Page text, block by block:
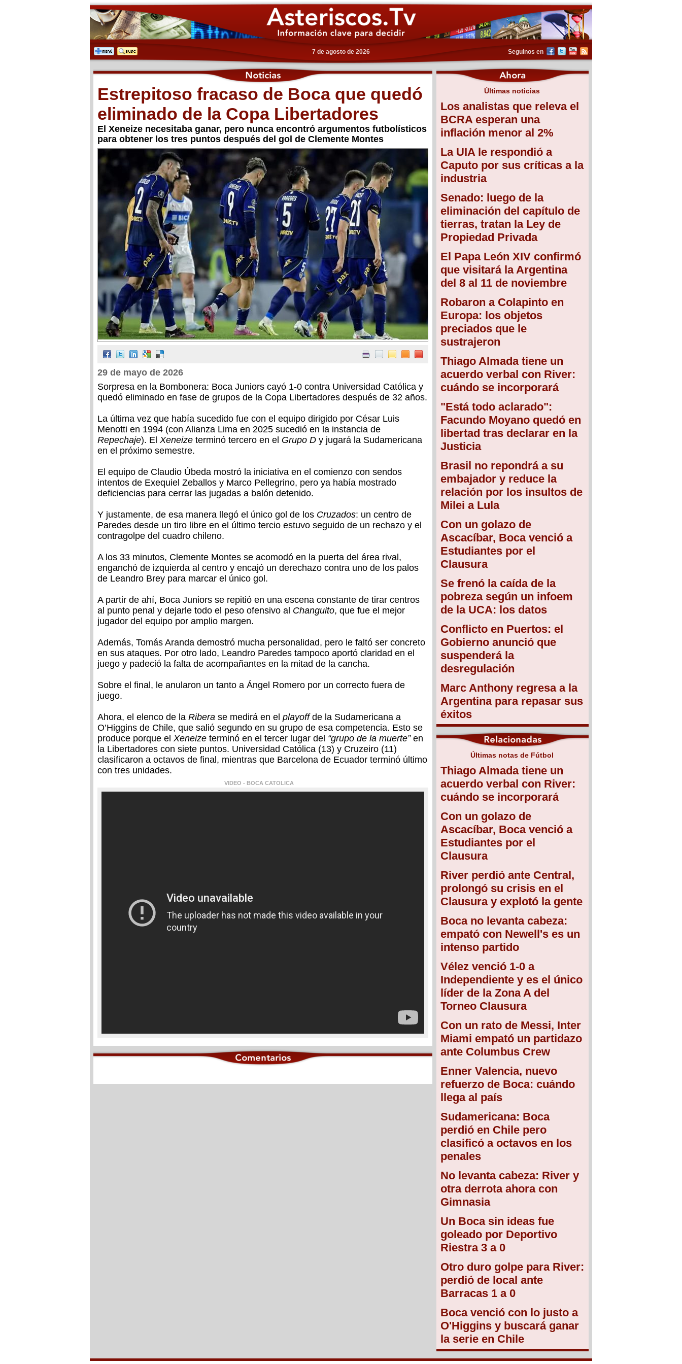
7 de agosto de 2026 Seguinos en
Últimas noticias
Los analistas que releva el
BCRA esperan una
inflación menor al 2%
La UIA le respondió a
Caputo por sus críticas a la
industria
Senado: luego de la
eliminación del capítulo de
tierras, tratan la Ley de
Propiedad Privada
El Papa León XIV confirmó
que visitará la Argentina
del 8 al 11 de noviembre
Robaron a Colapinto en
Europa: los objetos
preciados que le
sustrajeron
Thiago Almada tiene un
acuerdo verbal con River:
cuándo se incorporará
"Está todo aclarado":
Facundo Moyano quedó en
libertad tras declarar en la
Justicia
Brasil no repondrá a su
embajador y reduce la
relación por los insultos de
Milei a Lula
Con un golazo de
Ascacíbar, Boca venció a
Estudiantes por el
Clausura
Se frenó la caída de la
pobreza según un infoem
de la UCA: los datos
Conflicto en Puertos: el
Gobierno anunció que
suspenderá la
desregulación
Marc Anthony regresa a la
Argentina para repasar sus
éxitos
Últimas notas de Fútbol
Thiago Almada tiene un
acuerdo verbal con River:
cuándo se incorporará
Con un golazo de
Ascacíbar, Boca venció a
Estudiantes por el
Clausura
River perdió ante Central,
prolongó su crisis en el
Clausura y explotó la gente
Boca no levanta cabeza:
empató con Newell's es un
intenso partido
Vélez venció 1-0 a
Independiente y es el único
líder de la Zona A del
Torneo Clausura
Con un rato de Messi, Inter
Miami empató un partidazo
ante Columbus Crew
Enner Valencia, nuevo
refuerzo de Boca: cuándo
llega al país
Sudamericana: Boca
perdió en Chile pero
clasificó a octavos en los
penales
No levanta cabeza: River y
otra derrota ahora con
Gimnasia
Un Boca sin ideas fue
goleado por Deportivo
Riestra 3 a 0
Otro duro golpe para River:
perdió de local ante
Barracas 1 a 0
Boca venció con lo justo a
O'Higgins y buscará ganar
la serie en Chile
Estrepitoso fracaso de Boca que quedó
eliminado de la Copa Libertadores
El Xeneize necesitaba ganar, pero nunca encontró argumentos futbolísticos
para obtener los tres puntos después del gol de Clemente Montes
29 de mayo de 2026
Sorpresa en la Bombonera: Boca Juniors cayó 1-0 contra Universidad Católica y
quedó eliminado en fase de grupos de la Copa Libertadores después de 32 años.
La última vez que había sucedido fue con el equipo dirigido por César Luis
Menotti en 1994 (con Alianza Lima en 2025 sucedió en la instancia de
Repechaje). El Xeneize terminó tercero en el Grupo D y jugará la Sudamericana
en el próximo semestre.
El equipo de Claudio Úbeda mostró la iniciativa en el comienzo con sendos
intentos de Exequiel Zeballos y Marco Pellegrino, pero ya había mostrado
deficiencias para cerrar las jugadas a balón detenido.
Y justamente, de esa manera llegó el único gol de los Cruzados: un centro de
Paredes desde un tiro libre en el último tercio estuvo seguido de un rechazo y el
contragolpe del cuadro chileno.
A los 33 minutos, Clemente Montes se acomodó en la puerta del área rival,
enganchó de izquierda al centro y encajó un derechazo contra uno de los palos
de Leandro Brey para marcar el único gol.
A partir de ahí, Boca Juniors se repitió en una escena constante de tirar centros
al punto penal y dejarle todo el peso ofensivo al Changuito, que fue el mejor
jugador del equipo por amplio margen.
Además, Tomás Aranda demostró mucha personalidad, pero le faltó ser concreto
en sus ataques. Por otro lado, Leandro Paredes tampoco aportó claridad en el
juego y padeció la falta de acompañantes en la mitad de la cancha.
Sobre el final, le anularon un tanto a Ángel Romero por un correcto fuera de
juego.
Ahora, el elenco de la Ribera se medirá en el playoffde la Sudamericana a
O’Higgins de Chile, que salió segundo en su grupo de esa competencia. Esto se
produce porque el Xeneize terminó en el tercer lugar del “grupo de la muerte”en
la Libertadores con siete puntos. Universidad Católica (13) y Cruzeiro (11)
clasificaron a octavos de final, mientras que Barcelona de Ecuador terminó último
con tres unidades.
VIDEO - BOCA CATOLICA